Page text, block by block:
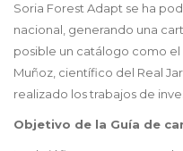
Soria Forest Adapt se ha
nacional, generando una
posible un catálogo como
Muñoz, científico del Real
realizado los trabajos de
Objetivo de la Guía de